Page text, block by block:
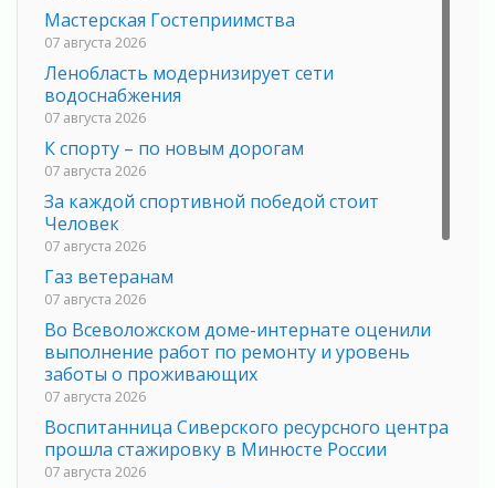
Мастерская Гостеприимства
07 августа 2026
Ленобласть модернизирует сети
водоснабжения
07 августа 2026
К спорту – по новым дорогам
07 августа 2026
За каждой спортивной победой стоит
Человек
07 августа 2026
Газ ветеранам
07 августа 2026
Во Всеволожском доме-интернате оценили
выполнение работ по ремонту и уровень
заботы о проживающих
07 августа 2026
Воспитанница Сиверского ресурсного центра
прошла стажировку в Минюсте России
07 августа 2026